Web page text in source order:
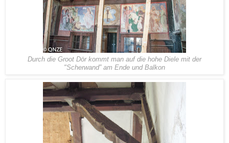
Durch die Groot Dör kommt man auf die hohe Diele mit der
"Scherwand” am Ende und Balkon